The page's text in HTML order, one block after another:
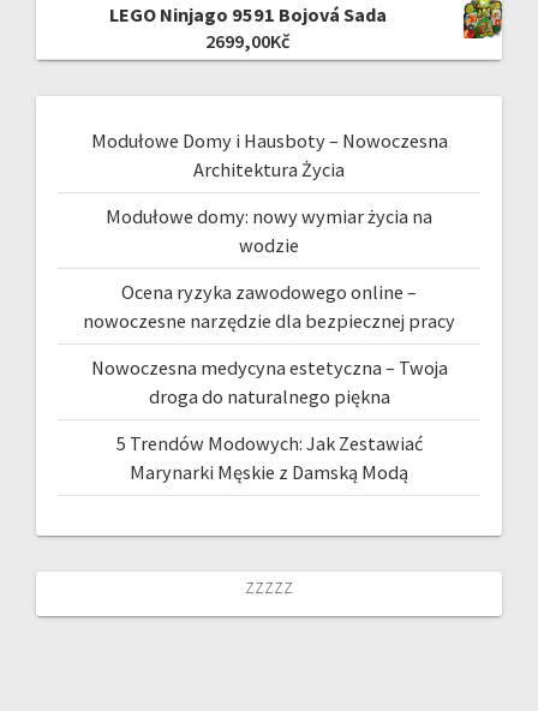
LEGO Ninjago 9591 Bojová Sada
2699,00Kč
Modułowe Domy i Hausboty – Nowoczesna
Architektura Życia
Modułowe domy: nowy wymiar życia na
wodzie
Ocena ryzyka zawodowego online –
nowoczesne narzędzie dla bezpiecznej pracy
Nowoczesna medycyna estetyczna – Twoja
droga do naturalnego piękna
5 Trendów Modowych: Jak Zestawiać
Marynarki Męskie z Damską Modą
zzzzz